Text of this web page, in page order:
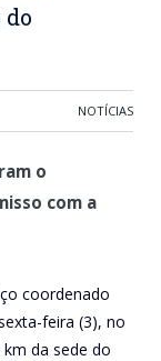
NOTÍCIAS
o
com a
coordenado
feira (3), no
da sede do